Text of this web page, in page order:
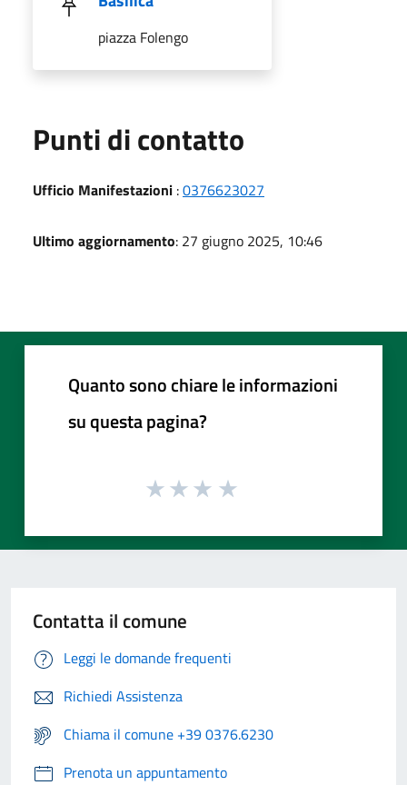
piazza Folengo
Punti di contatto
Ufficio Manifestazioni :0376623027
Ultimo aggiornamento: 27 giugno 2025, 10:46
Quanto sono chiare le informazioni
su questa pagina?
Contatta il comune
Leggi le domande frequenti
Richiedi Assistenza
Chiama il comune +39 0376.6230
Prenota un appuntamento